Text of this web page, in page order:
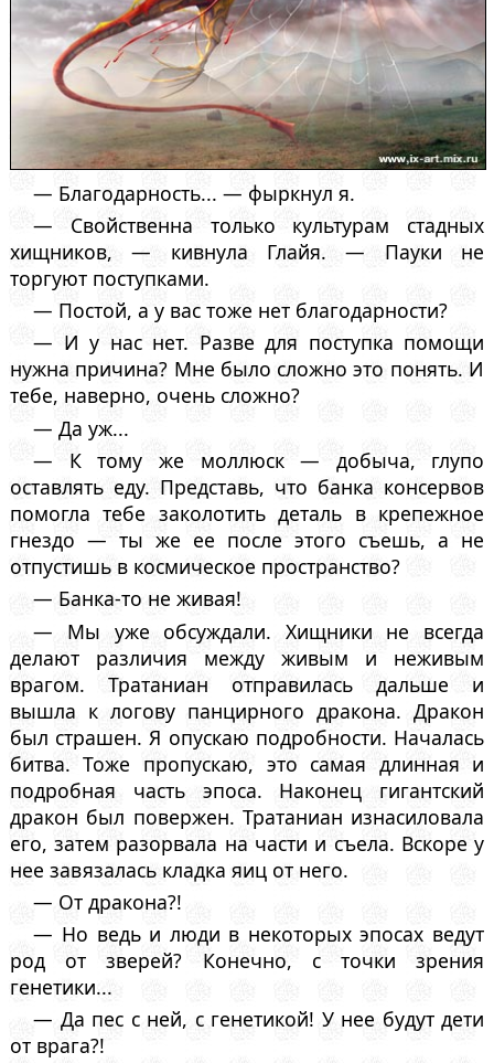
— Благодарность... — фыркнул я.
— Свойственна только культурам стадных
хищников, — кивнула Глайя. — Пауки не
торгуют поступками.
— Постой, а у вас тоже нет благодарности?
— И у нас нет. Разве для поступка помощи
нужна причина? Мне было сложно это понять. И
тебе, наверно, очень сложно?
— Да уж...
— К тому же моллюск — добыча, глупо
оставлять еду. Представь, что банка консервов
помогла тебе заколотить деталь в крепежное
гнездо — ты же ее после этого съешь, а не
отпустишь в космическое пространство?
— Банка-то не живая!
— Мы уже обсуждали. Хищники не всегда
делают различия между живым и неживым
врагом. Тратаниан отправилась дальше и
вышла к логову панцирного дракона. Дракон
был страшен. Я опускаю подробности. Началась
битва. Тоже пропускаю, это самая длинная и
подробная часть эпоса. Наконец гигантский
дракон был повержен. Тратаниан изнасиловала
его, затем разорвала на части и съела. Вскоре у
нее завязалась кладка яиц от него.
— От дракона?!
— Но ведь и люди в некоторых эпосах ведут
род от зверей? Конечно, с точки зрения
генетики...
— Да пес с ней, с генетикой! У нее будут дети
от врага?!